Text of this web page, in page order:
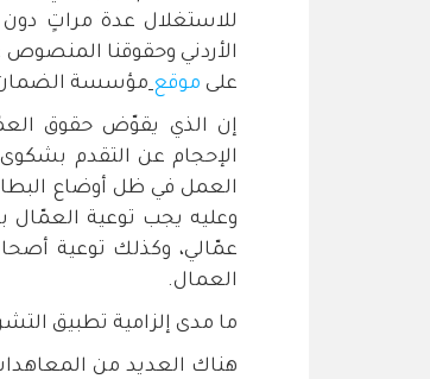
للاستغلال عدة مراتٍ
الأردني وحقوقنا
على موقع مؤسسة الضمان
إن الذي يقوّض حقوق
الإحجام عن التقدم
العمل في ظل أوضاع
وعليه يجب توعية العمّال
عمّالي، وكذلك توعية
العمال.
ما مدى إلزامية تطبيق
هناك العديد من